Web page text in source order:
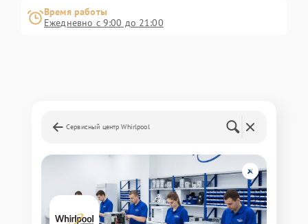
Время работы
Ежедневно с 9:00 до 21:00
Сервисный центр Whirlpool